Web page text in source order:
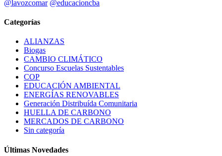
@lavozcomar @educacioncba
Categorías
ALIANZAS
Biogas
CAMBIO CLIMÁTICO
Concurso Escuelas Sustentables
COP
EDUCACIÓN AMBIENTAL
ENERGÍAS RENOVABLES
Generación Distribuída Comunitaria
HUELLA DE CARBONO
MERCADOS DE CARBONO
Sin categoría
Últimas Novedades